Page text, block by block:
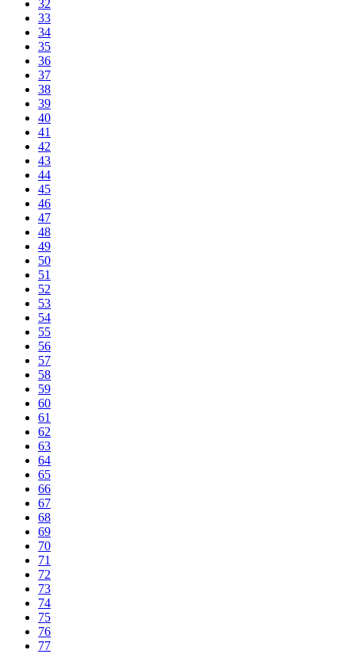
32
33
34
35
36
37
38
39
40
41
42
43
44
45
46
47
48
49
50
51
52
53
54
55
56
57
58
59
60
61
62
63
64
65
66
67
68
69
70
71
72
73
74
75
76
77